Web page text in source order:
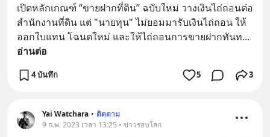
เปิดหลักเกณฑ์ “ขายฝากที่ดิน” ฉบับใหม่ วางเงินไถ่ถอนต่อ
สำนักงานที่ดิน แต่ "นายทุน" ไม่ยอมมารับเงินไถ่ถอน ให้
ออกใบแทน โฉนดใหม่ และให้ไถ่ถอนการขายฝากทันท
อ่านต่อ
4 บันทึก 5 3
Yai Watchara • ติดตาม
9 ก.พ. 2023 เวลา 13:25 • ข่าวรอบโลก